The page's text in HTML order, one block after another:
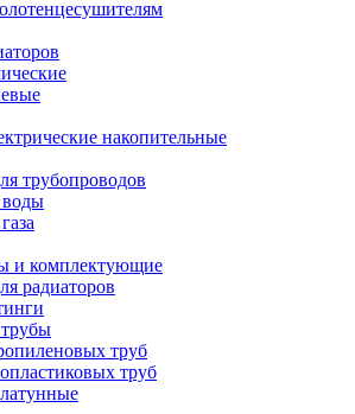
накопительные
трубопроводов
и комплектующие
радиаторов
труб
труб